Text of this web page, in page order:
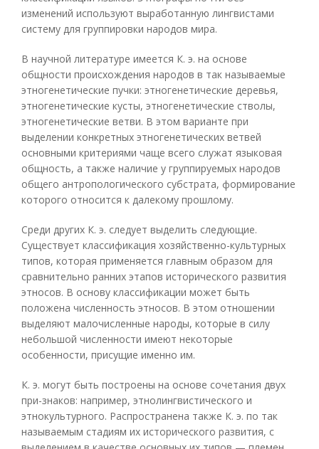
изменений используют выработанную лингвистами
систему для группировки народов мира.
В научной литературе имеется К. э. на основе
общности происхождения народов в так называемые
этногенетические пучки: этногенетические деревья,
этногенетические кусты, этногенетические стволы,
этногенетические ветви. В этом варианте при
выделении конкретных этногенетических ветвей
основными критериями чаще всего служат языковая
общность, а также наличие у группируемых народов
общего антропологического субстрата, формирование
которого относится к далекому прошлому.
Среди других К. э. следует выделить следующие.
Существует классификация хозяйственно-культурных
типов, которая применяется главным образом для
сравнительно ранних этапов исторического развития
этносов. В основу классификации может быть
положена численность этносов. В этом отношении
выделяют малочисленные народы, которые в силу
небольшой численности имеют некоторые
особенности, присущие именно им.
К. э. могут быть построены на основе сочетания двух
при-знаков: например, этнолингвистического и
этнокультурного. Распространена также К. э. по так
называемым стадиям их исторического развития, с